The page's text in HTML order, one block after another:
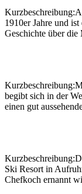
1910er Jahre und
Geschichte über
begibt sich in der
einen gut
Ski Resort in
Chefkoch ernannt